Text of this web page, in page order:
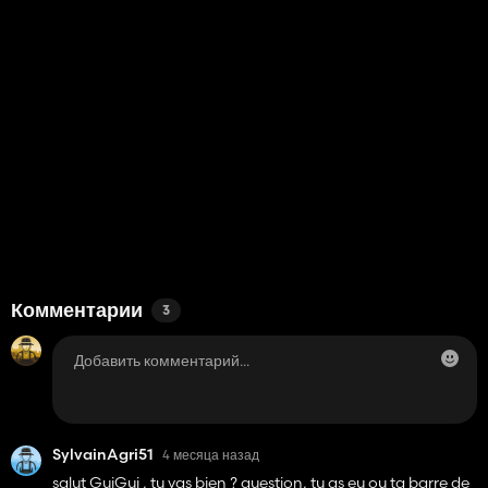
Комментарии 3
SylvainAgri51 4 месяца назад
salut GuiGui , tu vas bien ? question, tu as eu ou ta barre de